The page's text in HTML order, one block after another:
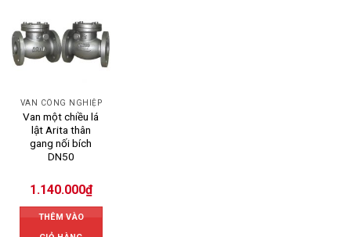
VAN CÔNG NGHIỆP
Van một chiều lá
lật Arita thân
gang nối bích
DN50
1.140.000₫
THÊM VÀO